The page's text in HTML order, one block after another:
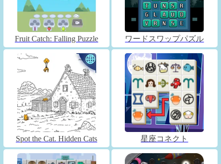
Fruit Catch: Falling Puzzle ワードスワップパズル
Spot the Cat. Hidden Cats 星座コネクト